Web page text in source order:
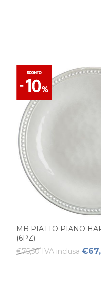
MB PIATTO PIANO
(6PZ)
€75,50 IVA inclusa